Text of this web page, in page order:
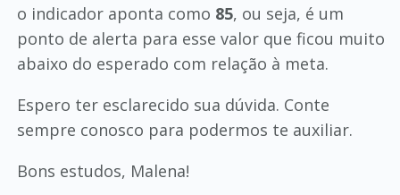
o indicador aponta como 85, ou seja, é um
ponto de alerta para esse valor que ficou muito
abaixo do esperado com relação à meta.
Espero ter esclarecido sua dúvida. Conte
sempre conosco para podermos te auxiliar.
Bons estudos, Malena!